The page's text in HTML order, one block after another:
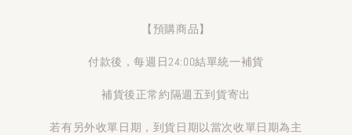
【預購商品】
付款後，每週日24:00結單統一補貨
補貨後正常約隔週五到貨寄出
若有另外收單日期，到貨日期以當次收單日期為主